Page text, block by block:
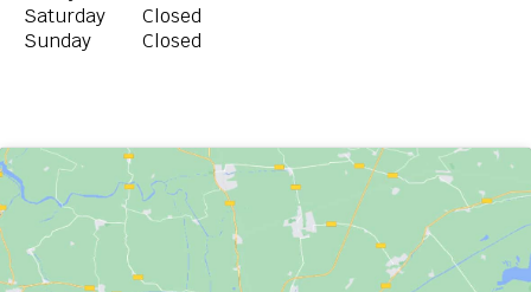
Saturday
Closed
Sunday
Closed